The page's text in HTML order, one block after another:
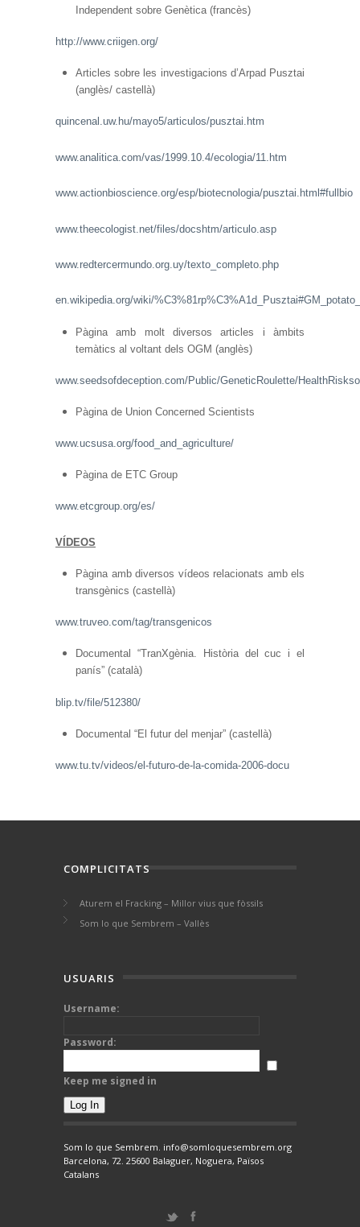
Independent sobre Genètica (francès)
http://www.criigen.org/
Articles sobre les investigacions d’Arpad Pusztai
(anglès/ castellà)
quincenal.uw.hu/mayo5/articulos/pusztai.htm
www.analitica.com/vas/1999.10.4/ecologia/11.htm
www.actionbioscience.org/esp/biotecnologia/pusztai.html#fullbio
www.theecologist.net/files/docshtm/articulo.asp
www.redtercermundo.org.uy/texto_completo.php
en.wikipedia.org/wiki/
Pàgina amb molt diversos articles i àmbits
temàtics al voltant dels OGM (anglès)
www.seedsofdeception.com/Public/GeneticRoulette/
Pàgina de Union Concerned Scientists
www.ucsusa.org/food_and_agriculture/
Pàgina de ETC Group
www.etcgroup.org/es/
VÍDEOS
Pàgina amb diversos vídeos relacionats amb els
transgènics (castellà)
www.truveo.com/tag/transgenicos
Documental “TranXgènia. Història del cuc i el
panís” (català)
blip.tv/file/512380/
Documental “El futur del menjar” (castellà)
www.tu.tv/videos/el-futuro-de-la-comida-2006-docu
COMPLICITATS
Aturem el Fracking – Millor vius que fòssils
Som lo que Sembrem – Vallès
USUARIS
Username:
Password:
Keep me signed in
Log In
Som lo que Sembrem. info@somloquesembrem.org
Barcelona, 72. 25600 Balaguer, Noguera, Països
Catalans